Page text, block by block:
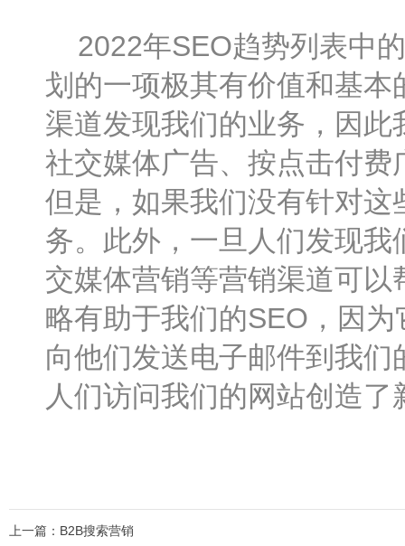
2022年SEO趋势列表中
划的一项极其有价值和基
渠道发现我们的业务，因
社交媒体广告、按点击付
但是，如果我们没有针对
务。此外，一旦人们发现
交媒体营销等营销渠道可
略有助于我们的SEO，因
向他们发送电子邮件到我
人们访问我们的网站创造了
上一篇： B2B搜索营销